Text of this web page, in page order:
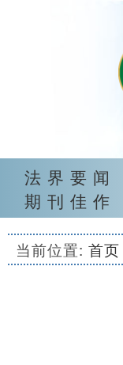
法界要闻
期刊佳作
当前位置: 首页